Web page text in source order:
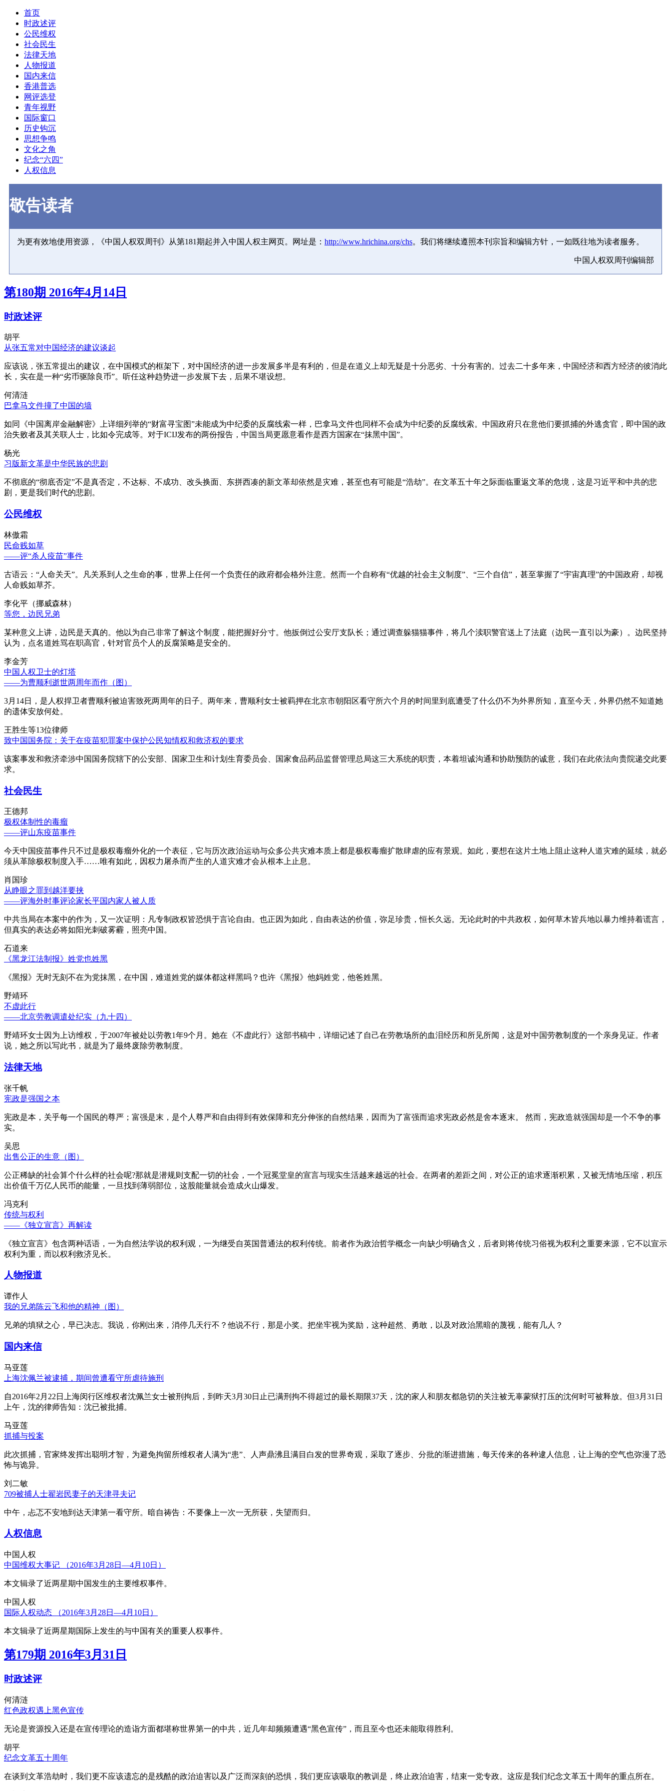
首页
时政述评
公民维权
社会民生
法律天地
人物报道
国内来信
香港普选
网评选登
青年视野
国际窗口
历史钩沉
思想争鸣
文化之角
纪念“六四”
人权信息
敬告读者
为更有效地使用资源，《中国人权双周刊》从第181期起并入中国人权主网页。网址是： http://www.hrichina.org/chs。我们将继续遵照本刊宗旨和编辑方针，一如既往地为读者服务。
中国人权双周刊编辑部
第180期 2016年4月14日
时政述评
胡平
从张五常对中国经济的建议谈起
应该说，张五常提出的建议，在中国模式的框架下，对中国经济的进一步发展多半是有利的，但是在道义上却无疑是十分恶劣、十分有害的。过去二十多年来，中国经济和西方经济的彼消此
长，实在是一种“劣币驱除良币”。听任这种趋势进一步发展下去，后果不堪设想。
何清涟
巴拿马文件撞了中国的墙
如同《中国离岸金融解密》上详细列举的“财富寻宝图”未能成为中纪委的反腐线索一样，巴拿马文件也同样不会成为中纪委的反腐线索。中国政府只在意他们要抓捕的外逃贪官，即中国的政
治失败者及其关联人士，比如令完成等。对于ICIJ发布的两份报告，中国当局更愿意看作是西方国家在“抹黑中国”。
杨光
习版新文革是中华民族的悲剧
不彻底的“彻底否定”不是真否定，不达标、不成功、改头换面、东拼西凑的新文革却依然是灾难，甚至也有可能是“浩劫”。在文革五十年之际面临重返文革的危境，这是习近平和中共的悲
剧，更是我们时代的悲剧。
公民维权
林傲霜
民命贱如草
——评“杀人疫苗”事件
古语云：“人命关天”。凡关系到人之生命的事，世界上任何一个负责任的政府都会格外注意。然而一个自称有“优越的社会主义制度”、“三个自信”，甚至掌握了“宇宙真理”的中国政府，却视
人命贱如草芥。
李化平（挪威森林）
等您，边民兄弟
某种意义上讲，边民是天真的。他以为自己非常了解这个制度，能把握好分寸。他扳倒过公安厅支队长；通过调查躲猫猫事件，将几个渎职警官送上了法庭（边民一直引以为豪）。边民坚持
认为，点名道姓骂在职高官，针对官员个人的反腐策略是安全的。
李金芳
中国人权卫士的灯塔
——为曹顺利逝世两周年而作（图）
3月14日，是人权捍卫者曹顺利被迫害致死两周年的日子。两年来，曹顺利女士被羁押在北京市朝阳区看守所六个月的时间里到底遭受了什么仍不为外界所知，直至今天，外界仍然不知道她
的遗体安放何处。
王胜生等13位律师
致中国国务院：关于在疫苗犯罪案中保护公民知情权和救济权的要求
该案事发和救济牵涉中国国务院辖下的公安部、国家卫生和计划生育委员会、国家食品药品监督管理总局这三大系统的职责，本着坦诚沟通和协助预防的诚意，我们在此依法向贵院递交此要
求。
社会民生
王德邦
极权体制性的毒瘤
——评山东疫苗事件
今天中国疫苗事件只不过是极权毒瘤外化的一个表征，它与历次政治运动与众多公共灾难本质上都是极权毒瘤扩散肆虐的应有景观。如此，要想在这片土地上阻止这种人道灾难的延续，就必
须从革除极权制度入手……唯有如此，因权力屠杀而产生的人道灾难才会从根本上止息。
肖国珍
从睁眼之罪到越洋要挟
——评海外时事评论家长平国内家人被人质
中共当局在本案中的作为，又一次证明：凡专制政权皆恐惧于言论自由。也正因为如此，自由表达的价值，弥足珍贵，恒长久远。无论此时的中共政权，如何草木皆兵地以暴力维持着谎言，
但真实的表达必将如阳光刺破雾霾，照亮中国。
石道来
《黑龙江法制报》姓党也姓黑
《黑报》无时无刻不在为党抹黑，在中国，难道姓党的媒体都这样黑吗？也许《黑报》他妈姓党，他爸姓黑。
野靖环
不虚此行
——北京劳教调遣处纪实（九十四）
野靖环女士因为上访维权，于2007年被处以劳教1年9个月。她在《不虚此行》这部书稿中，详细记述了自己在劳教场所的血泪经历和所见所闻，这是对中国劳教制度的一个亲身见证。作者
说，她之所以写此书，就是为了最终废除劳教制度。
法律天地
张千帆
宪政是强国之本
宪政是本，关乎每一个国民的尊严；富强是末，是个人尊严和自由得到有效保障和充分伸张的自然结果，因而为了富强而追求宪政必然是舍本逐末。 然而，宪政造就强国却是一个不争的事
实。
吴思
出售公正的生意（图）
公正稀缺的社会算个什么样的社会呢?那就是潜规则支配一切的社会，一个冠冕堂皇的宣言与现实生活越来越远的社会。在两者的差距之间，对公正的追求逐渐积累，又被无情地压缩，积压
出价值千万亿人民币的能量，一旦找到薄弱部位，这股能量就会造成火山爆发。
冯克利
传统与权利
——《独立宣言》再解读
《独立宣言》包含两种话语，一为自然法学说的权利观，一为继受自英国普通法的权利传统。前者作为政治哲学概念一向缺少明确含义，后者则将传统习俗视为权利之重要来源，它不以宣示
权利为重，而以权利救济见长。
人物报道
谭作人
我的兄弟陈云飞和他的精神（图）
兄弟的填狱之心，早已决志。我说，你刚出来，消停几天行不？他说不行，那是小奖。把坐牢视为奖励，这种超然、勇敢，以及对政治黑暗的蔑视，能有几人？
国内来信
马亚莲
上海沈佩兰被逮捕，期间曾遭看守所虐待施刑
自2016年2月22日上海闵行区维权者沈佩兰女士被刑拘后，到昨天3月30日止已满刑拘不得超过的最长期限37天，沈的家人和朋友都急切的关注被无辜蒙狱打压的沈何时可被释放。但3月31日
上午，沈的律师告知：沈已被批捕。
马亚莲
抓捕与投案
此次抓捕，官家终发挥出聪明才智，为避免拘留所维权者人满为“患”、人声鼎沸且满目白发的世界奇观，采取了逐步、分批的渐进措施，每天传来的各种逮人信息，让上海的空气也弥漫了恐
怖与诡异。
刘二敏
709被捕人士翟岩民妻子的天津寻夫记
中午，忐忑不安地到达天津第一看守所。暗自祷告：不要像上一次一无所获，失望而归。
人权信息
中国人权
中国维权大事记 （2016年3月28日—4月10日）
本文辑录了近两星期中国发生的主要维权事件。
中国人权
国际人权动态 （2016年3月28日—4月10日）
本文辑录了近两星期国际上发生的与中国有关的重要人权事件。
第179期 2016年3月31日
时政述评
何清涟
红色政权遇上黑色宣传
无论是资源投入还是在宣传理论的造诣方面都堪称世界第一的中共，近几年却频频遭遇“黑色宣传”，而且至今也还未能取得胜利。
胡平
纪念文革五十周年
在谈到文革浩劫时，我们更不应该遗忘的是残酷的政治迫害以及广泛而深刻的恐惧，我们更应该吸取的教训是，终止政治迫害，结束一党专政。这应是我们纪念文革五十周年的重点所在。